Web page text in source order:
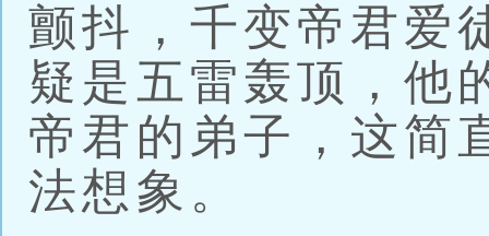
颤抖，千变帝君
疑是五雷轰顶，他
帝君的弟子，这
法想象。